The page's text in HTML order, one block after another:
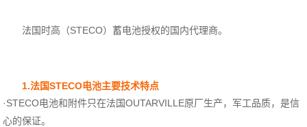
法国时高（STECO）蓄电池授权的国内代理商。
1.法国STECO电池主要技术特点
·STECO电池和附件只在法国OUTARVILLE原厂生产，军工品质，是信
心的保证。